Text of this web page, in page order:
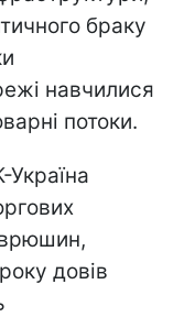
браку
навчилися
потоки.
Україна
довів